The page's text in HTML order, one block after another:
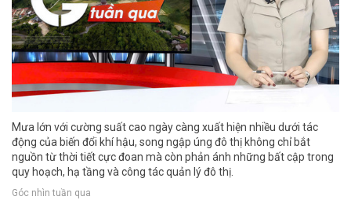
Mưa lớn với cường suất cao ngày càng xuất hiện nhiều dưới tác
động của biến đổi khí hậu, song ngập úng đô thị không chỉ bắt
nguồn từ thời tiết cực đoan mà còn phản ánh những bất cập trong
quy hoạch, hạ tầng và công tác quản lý đô thị.
Góc nhìn tuần qua